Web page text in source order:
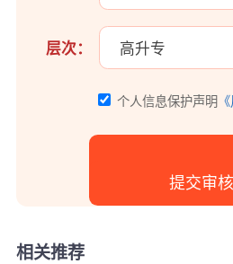
层次：
个人信息保护声明
相关推荐